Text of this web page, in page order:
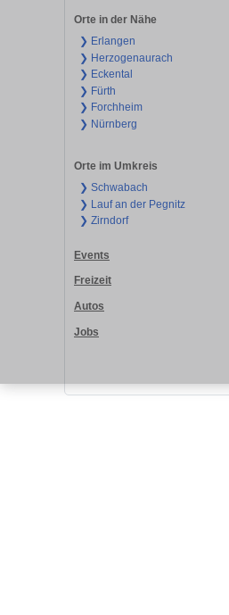
Orte in der Nähe
❯ Erlangen
❯ Herzogenaurach
❯ Eckental
❯ Fürth
❯ Forchheim
❯ Nürnberg
Orte im Umkreis
❯ Schwabach
❯ Lauf an der Pegnitz
❯ Zirndorf
Events
Freizeit
Autos
Jobs